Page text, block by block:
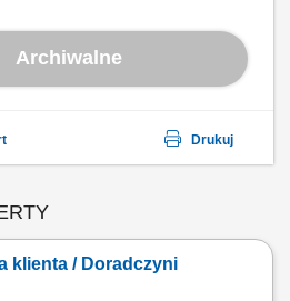
Archiwalne
Drukuj
klienta / Doradczyni